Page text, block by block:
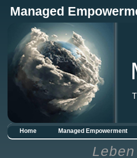
Managed
Home Managed Empowerment